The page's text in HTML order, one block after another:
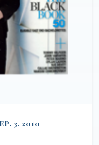
3, 2010